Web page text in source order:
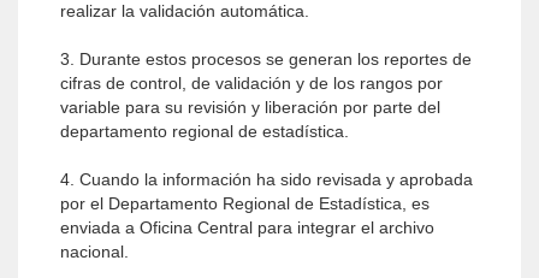
realizar la validación automática.
3. Durante estos procesos se generan los reportes de
cifras de control, de validación y de los rangos por
variable para su revisión y liberación por parte del
departamento regional de estadística.
4. Cuando la información ha sido revisada y aprobada
por el Departamento Regional de Estadística, es
enviada a Oficina Central para integrar el archivo
nacional.